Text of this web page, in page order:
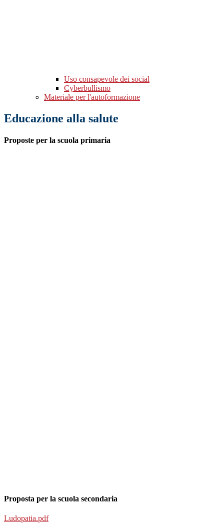
Uso consapevole dei social
Cyberbullismo
Materiale per l'autoformazione
Educazione alla salute
Proposte per la scuola primaria
Proposta per la scuola secondaria
Ludopatia.pdf